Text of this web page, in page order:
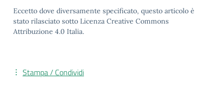
Eccetto dove diversamente specificato, questo articolo è
stato rilasciato sotto Licenza Creative Commons
Attribuzione 4.0 Italia.
Stampa / Condividi